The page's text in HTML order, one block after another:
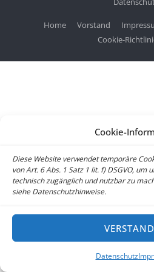
Cookie-
Diese Website verwendet temporäre
von Art. 6 Abs. 1 Satz 1 lit. f) DSGVO, um
technisch zugänglich und nutzbar zu
siehe Datenschutzhinweise.
Datenschutz
Home Vorstand
Cookie-